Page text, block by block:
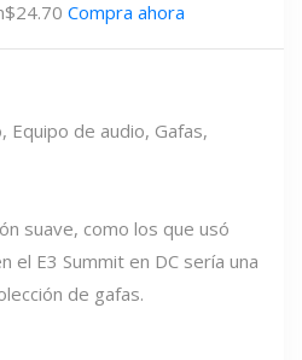
$24.70 Compra ahora
suave, como los que usó
el E3 Summit en DC sería una
de gafas.